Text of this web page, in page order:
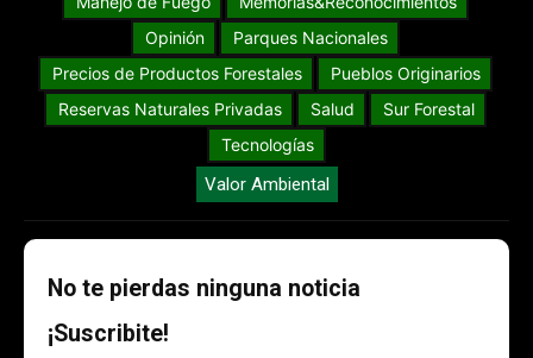
Opinión
Parques Nacionales
Precios de Productos Forestales
Pueblos Originarios
Reservas Naturales Privadas
Salud
Sur Forestal
Tecnologías
Valor Ambiental
No te pierdas ninguna noticia
¡Suscribite!